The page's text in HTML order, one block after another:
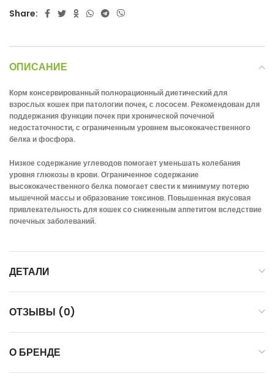
Share:
ОПИСАНИЕ
Корм консервированный полнорационный диетический для
взрослых кошек при патологии почек, с лососем. Рекомендован для
поддержания функции почек при хронической почечной
недостаточности, с ограниченным уровнем высококачественного
белка и фосфора.
Низкое содержание углеводов помогает уменьшать колебания
уровня глюкозы в крови. Ограниченное содержание
высококачественного белка помогает свести к минимуму потерю
мышечной массы и образование токсинов. Повышенная вкусовая
привлекательность для кошек со сниженным аппетитом вследствие
почечных заболеваний.
ДЕТАЛИ
ОТЗЫВЫ (0)
О БРЕНДЕ